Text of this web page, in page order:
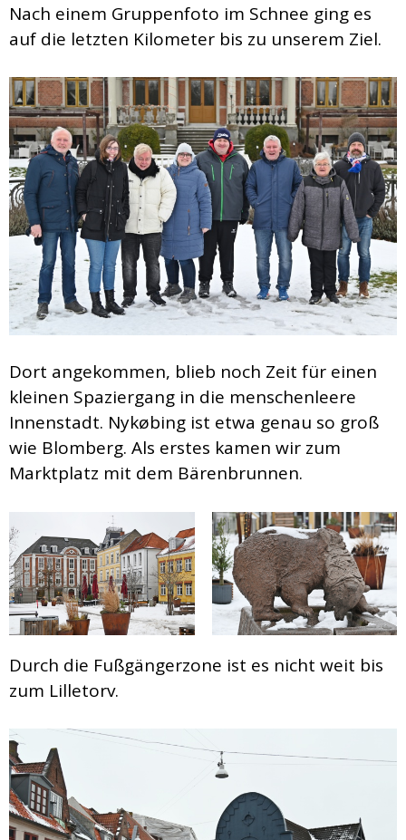
Nach einem Gruppenfoto im Schnee ging es
auf die letzten Kilometer bis zu unserem Ziel.
Dort angekommen, blieb noch Zeit für einen
kleinen Spaziergang in die menschenleere
Innenstadt. Nykøbing ist etwa genau so groß
wie Blomberg. Als erstes kamen wir zum
Marktplatz mit dem Bärenbrunnen.
Durch die Fußgängerzone ist es nicht weit bis
zum Lilletorv.